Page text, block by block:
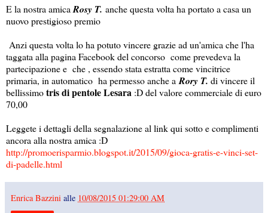
E la nostra amica Rosy T. anche questa volta ha portato a casa un
nuovo prestigioso premio
Anzi questa volta lo ha potuto vincere grazie ad un'amica che l'ha
taggata alla pagina Facebook del concorso come prevedeva la
partecipazione e che , essendo stata estratta come vincitrice
primaria, in automatico ha permesso anche a Rory T. di vincere il
bellissimotris di pentole Lesara :D del valore commerciale di euro
70,00
Leggete i dettagli della segnalazione al link qui sotto e complimenti
ancora alla nostra amica :D
http://promoerisparmio.blogspot.it/2015/09/gioca-gratis-e-vinci-set-
di-padelle.html
Enrica Bazzini alle 10/08/2015 01:29:00 AM